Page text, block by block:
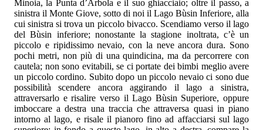
Minoia, la Punta d’Arbola e il suo ghiacciaio; oltre il passo, a
sinistra il Monte Giove, sotto di noi il Lago Bùsin Inferiore, alla
cui sinistra si trova un piccolo bivacco. Scendiamo verso il lago
del Bùsin inferiore; nonostante la stagione inoltrata, c’è un
piccolo e ripidissimo nevaio, con la neve ancora dura. Sono
pochi metri, non più di una quindicina, ma da percorrere con
cautela; non sono evitabili, se ci portate dei bimbi meglio avere
un piccolo cordino. Subito dopo un piccolo nevaio ci sono due
possibilità scendere ancora aggirando il lago a sinistra,
attraversarlo e risalire verso il Lago Bùsin Superiore, oppure
imboccare a destra una traccia che attraversa quasi in piano
intorno al lago, e risale il pianoro fino ad affacciarsi sul lago